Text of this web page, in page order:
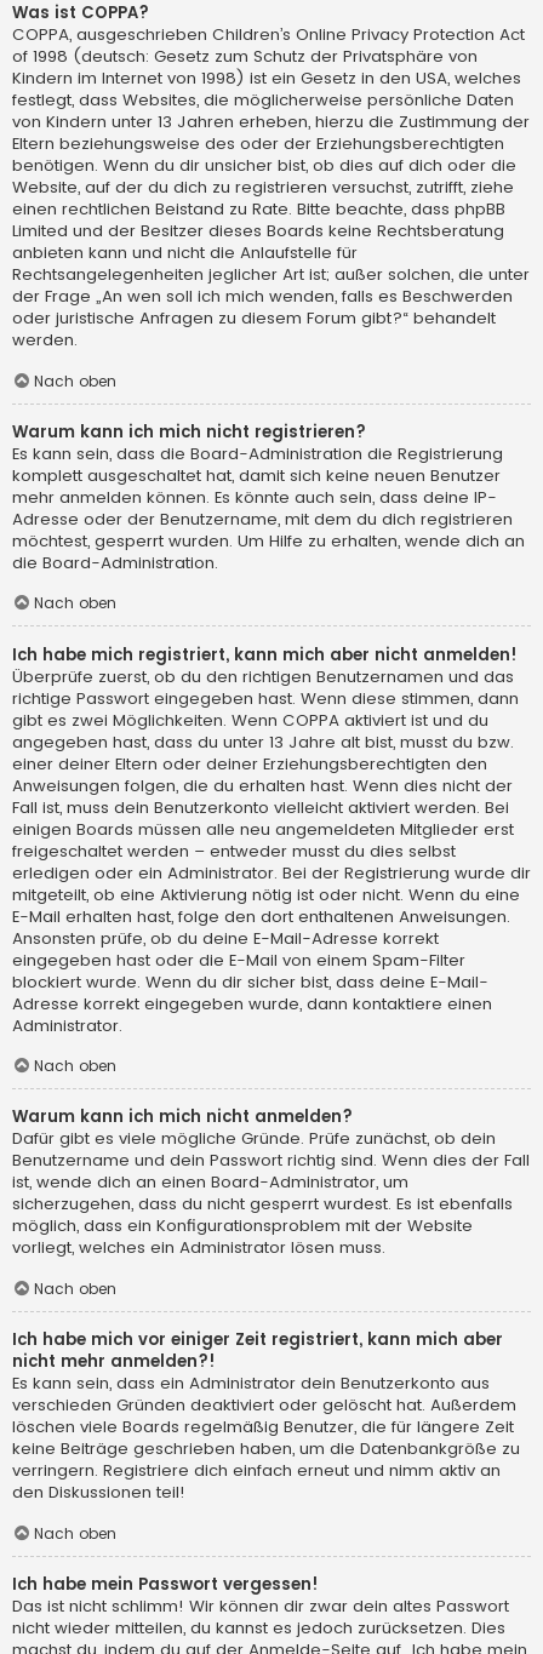
Was ist COPPA?
COPPA, ausgeschrieben Children’s Online Privacy Protection Act
of 1998 (deutsch: Gesetz zum Schutz der Privatsphäre von
Kindern im Internet von 1998) ist ein Gesetz in den USA, welches
festlegt, dass Websites, die möglicherweise persönliche Daten
von Kindern unter 13 Jahren erheben, hierzu die Zustimmung der
Eltern beziehungsweise des oder der Erziehungsberechtigten
benötigen. Wenn du dir unsicher bist, ob dies auf dich oder die
Website, auf der du dich zu registrieren versuchst, zutrifft, ziehe
einen rechtlichen Beistand zu Rate. Bitte beachte, dass phpBB
Limited und der Besitzer dieses Boards keine Rechtsberatung
anbieten kann und nicht die Anlaufstelle für
Rechtsangelegenheiten jeglicher Art ist; außer solchen, die unter
der Frage „An wen soll ich mich wenden, falls es Beschwerden
oder juristische Anfragen zu diesem Forum gibt?“ behandelt
werden.
Nach oben
Warum kann ich mich nicht registrieren?
Es kann sein, dass die Board-Administration die Registrierung
komplett ausgeschaltet hat, damit sich keine neuen Benutzer
mehr anmelden können. Es könnte auch sein, dass deine IP-
Adresse oder der Benutzername, mit dem du dich registrieren
möchtest, gesperrt wurden. Um Hilfe zu erhalten, wende dich an
die Board-Administration.
Nach oben
Ich habe mich registriert, kann mich aber nicht anmelden!
Überprüfe zuerst, ob du den richtigen Benutzernamen und das
richtige Passwort eingegeben hast. Wenn diese stimmen, dann
gibt es zwei Möglichkeiten. Wenn COPPA aktiviert ist und du
angegeben hast, dass du unter 13 Jahre alt bist, musst du bzw.
einer deiner Eltern oder deiner Erziehungsberechtigten den
Anweisungen folgen, die du erhalten hast. Wenn dies nicht der
Fall ist, muss dein Benutzerkonto vielleicht aktiviert werden. Bei
einigen Boards müssen alle neu angemeldeten Mitglieder erst
freigeschaltet werden – entweder musst du dies selbst
erledigen oder ein Administrator. Bei der Registrierung wurde dir
mitgeteilt, ob eine Aktivierung nötig ist oder nicht. Wenn du eine
E-Mail erhalten hast, folge den dort enthaltenen Anweisungen.
Ansonsten prüfe, ob du deine E-Mail-Adresse korrekt
eingegeben hast oder die E-Mail von einem Spam-Filter
blockiert wurde. Wenn du dir sicher bist, dass deine E-Mail-
Adresse korrekt eingegeben wurde, dann kontaktiere einen
Administrator.
Nach oben
Warum kann ich mich nicht anmelden?
Dafür gibt es viele mögliche Gründe. Prüfe zunächst, ob dein
Benutzername und dein Passwort richtig sind. Wenn dies der Fall
ist, wende dich an einen Board-Administrator, um
sicherzugehen, dass du nicht gesperrt wurdest. Es ist ebenfalls
möglich, dass ein Konfigurationsproblem mit der Website
vorliegt, welches ein Administrator lösen muss.
Nach oben
Ich habe mich vor einiger Zeit registriert, kann mich aber
nicht mehr anmelden?!
Es kann sein, dass ein Administrator dein Benutzerkonto aus
verschieden Gründen deaktiviert oder gelöscht hat. Außerdem
löschen viele Boards regelmäßig Benutzer, die für längere Zeit
keine Beiträge geschrieben haben, um die Datenbankgröße zu
verringern. Registriere dich einfach erneut und nimm aktiv an
den Diskussionen teil!
Nach oben
Ich habe mein Passwort vergessen!
Das ist nicht schlimm! Wir können dir zwar dein altes Passwort
nicht wieder mitteilen, du kannst es jedoch zurücksetzen. Dies